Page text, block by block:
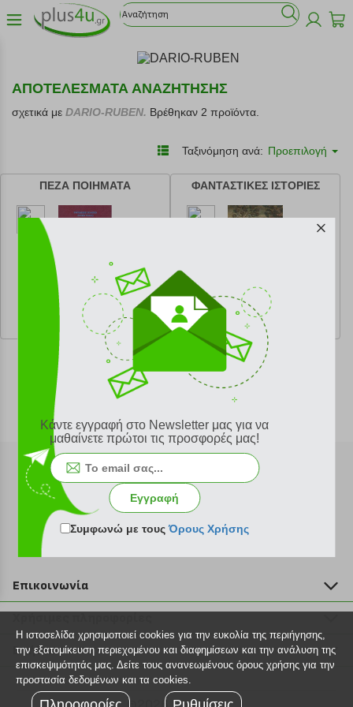
ΑΠΟΤΕΛΕΣΜΑΤΑ ΑΝΑΖΗΤΗΣΗΣ
σχετικά με DARIO-RUBEN. Βρέθηκαν 2 προϊόντα.
Ταξινόμηση ανά: Προεπιλογή
ΠΕΖΑ ΠΟΙΗΜΑΤΑ
κωδ. 108165620
11.45 €
Ελάχιστη 30 ημερών 12.72 €
Προτεινόμενη λιανική 12.72 €
ΦΑΝΤΑΣΤΙΚΕΣ ΙΣΤΟΡΙΕΣ
108123032
11.50 €
Ελάχιστη 30 ημερών 12.78 €
Προτεινόμενη λιανική 12.78 €
Εγγραφή στο newsletter
Επικοινωνία
211 2000 700
info@plus4u.gr
Η εταιρία
Σημεία παραλαβής
Ευκαιρίες καριέρας
Βοήθεια
Εξέλιξη παραγγελίας
Τρόποι παραγγελίας
Κάντε εγγραφή στο Newsletter μας για να
μαθαίνετε πρώτοι τις προσφορές μας!
Εγγραφή
Συμφωνώ με τουςΌρους Χρήσης
Η ιστοσελίδα χρησιμοποιεί cookies για την ευκολία της περιήγησης,
την εξατομίκευση περιεχομένου και διαφημίσεων και την ανάλυση της
επισκεψιμότητάς μας. Δείτε τους ανανεωμένους όρους χρήσης για την
προστασία δεδομένων και τα cookies.